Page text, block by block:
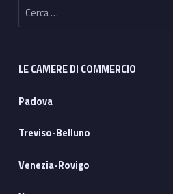
LE CAMERE DI COMMERCIO
Padova
Treviso-Belluno
Venezia-Rovigo